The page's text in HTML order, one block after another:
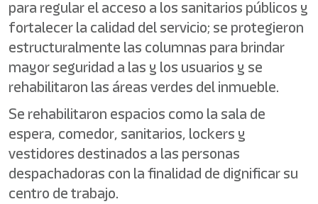
para regular el acceso a los sanitarios públicos y
fortalecer la calidad del servicio; se protegieron
estructuralmente las columnas para brindar
mayor seguridad a las y los usuarios y se
rehabilitaron las áreas verdes del inmueble.
Se rehabilitaron espacios como la sala de
espera, comedor, sanitarios, lockers y
vestidores destinados a las personas
despachadoras con la finalidad de dignificar su
centro de trabajo.